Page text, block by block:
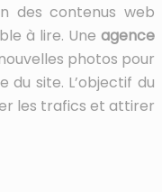
des contenus web
à lire. Une agence
photos pour
du site. L’objectif du
les trafics et attirer